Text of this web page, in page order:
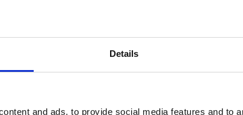
Details
and ads, to provide social media features and to